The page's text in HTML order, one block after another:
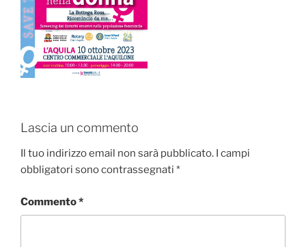
Lascia un commento
Il tuo indirizzo email non sarà pubblicato. I campi
obbligatori sono contrassegnati *
Commento*